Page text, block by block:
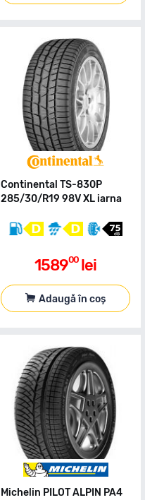
Continental TS-830P
285/30/R19 98V XL iarna
158900 lei
Adaugă în coș
Michelin PILOT ALPIN PA4